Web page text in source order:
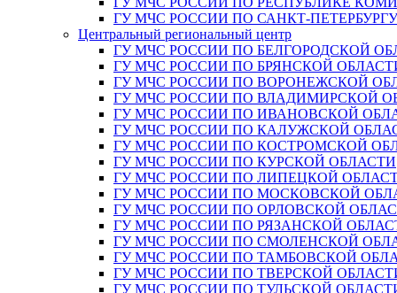
ГУ МЧС РОССИИ ПО САНКТ-ПЕТЕРБУРГУ
Центральный региональный центр
ГУ МЧС РОССИИ ПО БЕЛГОРОДСКОЙ
ГУ МЧС РОССИИ ПО БРЯНСКОЙ
ГУ МЧС РОССИИ ПО ВОРОНЕЖСКОЙ
ГУ МЧС РОССИИ ПО ВЛАДИМИРСКОЙ
ГУ МЧС РОССИИ ПО ИВАНОВСКОЙ
ГУ МЧС РОССИИ ПО КАЛУЖСКОЙ
ГУ МЧС РОССИИ ПО КОСТРОМСКОЙ
ГУ МЧС РОССИИ ПО КУРСКОЙ ОБЛАСТИ
ГУ МЧС РОССИИ ПО ЛИПЕЦКОЙ
ГУ МЧС РОССИИ ПО МОСКОВСКОЙ
ГУ МЧС РОССИИ ПО ОРЛОВСКОЙ
ГУ МЧС РОССИИ ПО РЯЗАНСКОЙ
ГУ МЧС РОССИИ ПО СМОЛЕНСКОЙ
ГУ МЧС РОССИИ ПО ТАМБОВСКОЙ
ГУ МЧС РОССИИ ПО ТВЕРСКОЙ
ГУ МЧС РОССИИ ПО ТУЛЬСКОЙ